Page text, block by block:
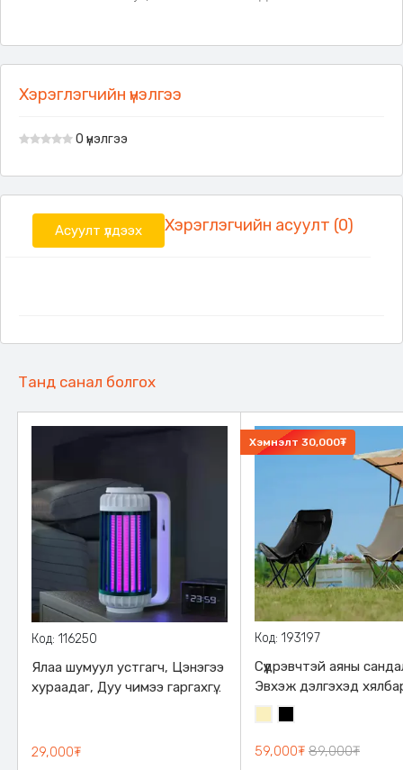
Хэрэглэгчийн үнэлгээ
0 үнэлгээ
Хэрэглэгчийн асуулт (0)
Асуулт үлдээх
Танд санал болгох
Код: 116250
Ялаа шумуул устгагч, Цэнэгээ
хураадаг, Дуу чимээ гаргахгүй,
29,000₮
Хэмнэлт 30,000₮
Код: 193197
Сүүдрэвчтэй аяны
Эвхэж дэлгэхэд
Гадуураа бариултай
2 өнгийн сонголттой
Блонд/
59,000₮ 89,000₮